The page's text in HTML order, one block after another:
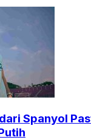
Spanyol